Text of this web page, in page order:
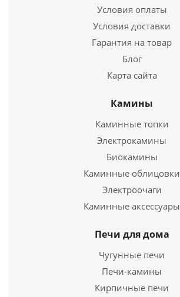
81 750руб.
Подробнее
Условия оплаты
Условия доставки
Гарантия на товар
Блог
Карта сайта
Камины
Каминные топки
Электрокамины
Биокамины
Каминные облицовки
Электроочаги
Каминные аксессуары
Печи для дома
Чугунные печи
Печи-камины
Кирпичные печи